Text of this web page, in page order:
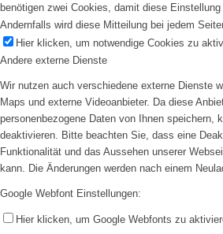
benötigen zwei Cookies, damit diese Einstellung
Andernfalls wird diese Mitteilung bei jedem
Hier klicken, um notwendige Cookies zu
Andere externe Dienste
Wir nutzen auch verschiedene externe Dienste
Maps und externe Videoanbieter. Da diese
personenbezogene Daten von Ihnen speichern,
deaktivieren. Bitte beachten Sie, dass eine
Funktionalität und das Aussehen unserer
kann. Die Änderungen werden nach einem
Google Webfont Einstellungen:
Hier klicken, um Google Webfonts zu